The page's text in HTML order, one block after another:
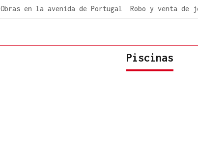
Obras en la avenida de Portugal Robo y venta de
Piscinas